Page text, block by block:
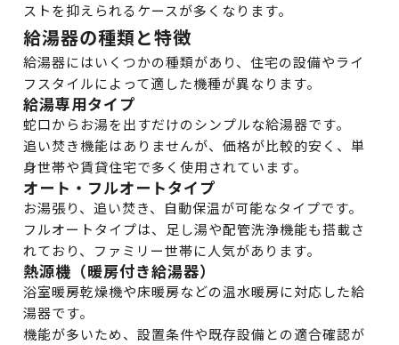
ストを抑えられるケースが多くなります。
給湯器の種類と特徴
給湯器にはいくつかの種類があり、住宅の設備やライ
フスタイルによって適した機種が異なります。
給湯専用タイプ
蛇口からお湯を出すだけのシンプルな給湯器です。
追い焚き機能はありませんが、価格が比較的安く、単
身世帯や賃貸住宅で多く使用されています。
オート・フルオートタイプ
お湯張り、追い焚き、自動保温が可能なタイプです。
フルオートタイプは、足し湯や配管洗浄機能も搭載さ
れており、ファミリー世帯に人気があります。
熱源機（暖房付き給湯器）
浴室暖房乾燥機や床暖房などの温水暖房に対応した給
湯器です。
機能が多いため、設置条件や既存設備との適合確認が